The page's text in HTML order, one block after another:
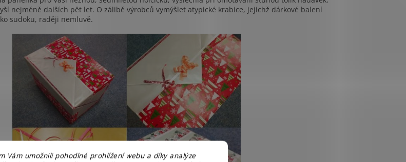
Vám umožnili pohodlné prohlížení webu a díky analýze
nejméně dalších pět let. O zálibě výrobců vymýšlet atypické krabice, jejichž dárkové balení
sudoku, raději nemluvě.